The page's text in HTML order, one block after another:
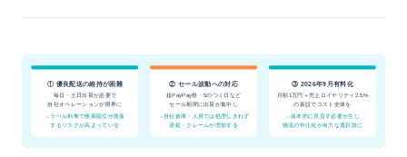
① 優良配送の維持が困難
毎日・土日出荷が必要で
自社オペレーションが限界に
→ラベル剥奪で検索順位が急落
するリスクが高まっている
② セール波動への対応
超PayPay祭・5のつく日など
セール期間に出荷が集中し
→自社倉庫・人員では処理しきれず
遅延・クレームが増加する
③ 2026年9月有料化
月額1万円＋売上ロイヤリティ2.5%
の新設でコスト全体を
→抜本的に見直す必要が生じ
物流の外注化が有力な選択肢に